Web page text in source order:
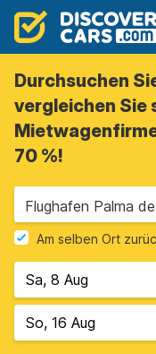
Durchsuchen
vergleichen Sie
70 %!
Am selben Ort